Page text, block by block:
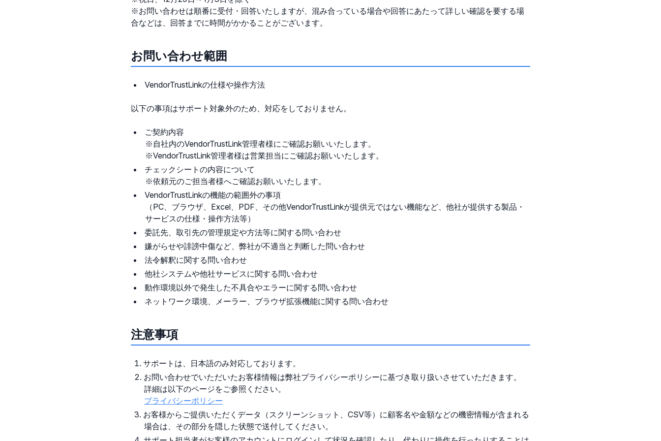
※お問い合わせは順番に受付・回答いたしますが、混み合っている場合や回答にあたって詳しい確認を要する場
合などは、回答までに時間がかかることがございます。
お問い合わせ範囲
VendorTrustLinkの仕様や操作方法
以下の事項はサポート対象外のため、対応をしておりません。
ご契約内容
※自社内のVendorTrustLink管理者様にご確認お願いいたします。
※VendorTrustLink管理者様は営業担当にご確認お願いいたします。
チェックシートの内容について
※依頼元のご担当者様へご確認お願いいたします。
VendorTrustLinkの機能の範囲外の事項
（PC、ブラウザ、Excel、PDF、その他VendorTrustLinkが提供元ではない機能など、他社が提供する製品・
サービスの仕様・操作方法等）
委託先、取引先の管理規定や方法等に関する問い合わせ
嫌がらせや誹謗中傷など、弊社が不適当と判断した問い合わせ
法令解釈に関する問い合わせ
他社システムや他社サービスに関する問い合わせ
動作環境以外で発生した不具合やエラーに関する問い合わせ
ネットワーク環境、メーラー、ブラウザ拡張機能に関する問い合わせ
注意事項
サポートは、日本語のみ対応しております。
お問い合わせでいただいたお客様情報は弊社プライバシーポリシーに基づき取り扱いさせていただきます。
詳細は以下のページをご参照ください。
プライバシーポリシー
お客様からご提供いただくデータ（スクリーンショット、CSV等）に顧客名や金額などの機密情報が含まれる
場合は、その部分を隠した状態で送付してください。